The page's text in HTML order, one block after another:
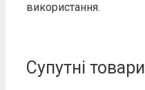
використання.
Супутні товари